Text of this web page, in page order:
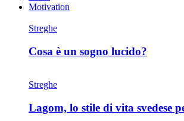
Motivation
Streghe
Cosa è un sogno lucido?
Streghe
Lagom, lo stile di vita svedese